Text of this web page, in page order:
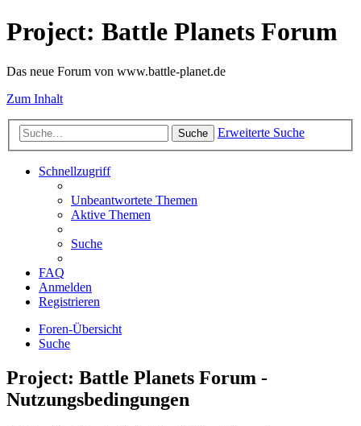
Project: Battle Planets Forum
Das neue Forum von www.battle-planet.de
Zum Inhalt
Suche Erweiterte Suche
Schnellzugriff
Unbeantwortete Themen
Aktive Themen
Suche
FAQ
Anmelden
Registrieren
Foren-Übersicht
Suche
Project: Battle Planets Forum -
Nutzungsbedingungen